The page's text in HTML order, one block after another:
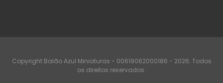
Copyright Balão Azul Miniaturas - 00619062000186 - 2026. Todos
os direitos reservados.